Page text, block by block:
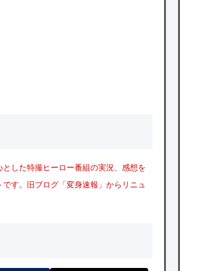
とした特撮ヒーロー番組の実況、感想を
です。旧ブログ「変身速報」からリニュ